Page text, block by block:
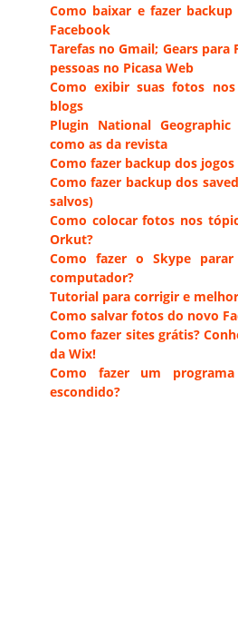
Como baixar e fazer
Facebook
Tarefas no Gmail; Gears
pessoas no Picasa Web
Como exibir suas fotos
blogs
Plugin National
como as da revista
Como fazer backup dos jogos
Como fazer backup dos
salvos)
Como colocar fotos nos
Orkut?
Como fazer o Skype
computador?
Tutorial para corrigir e
Como salvar fotos do novo
Como fazer sites grátis?
da Wix!
Como fazer um
escondido?